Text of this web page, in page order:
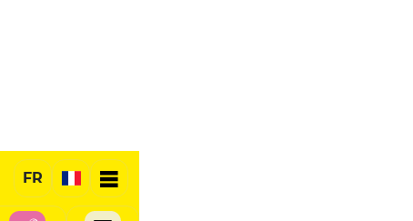
FR
PARTAGER